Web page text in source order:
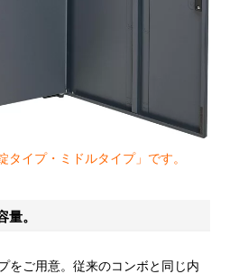
イプ・ミドルタイプ」です。
。
をご用意。従来のコンボと同じ内